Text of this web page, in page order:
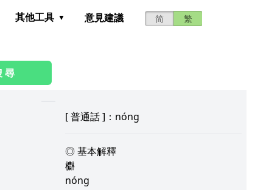
简 繁
其他工具 意見建議
尋
[普通話]：nóng
◎ 基本解釋
欁
nóng